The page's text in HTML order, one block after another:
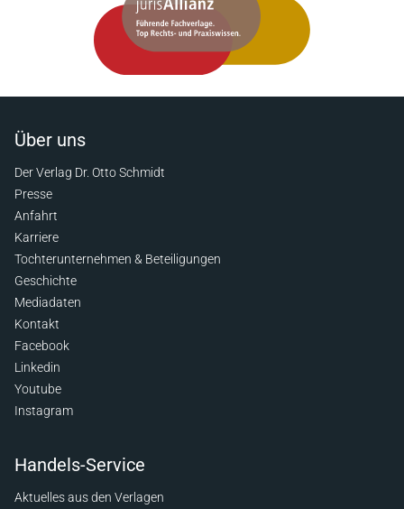
Über uns
Der Verlag Dr. Otto Schmidt
Presse
Anfahrt
Karriere
Tochterunternehmen & Beteiligungen
Geschichte
Mediadaten
Kontakt
Facebook
Linkedin
Youtube
Instagram
Handels-Service
Aktuelles aus den Verlagen